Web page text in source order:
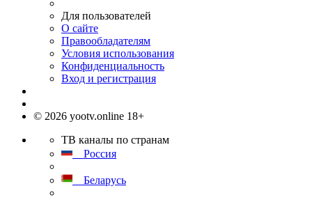
Для пользователей
О сайте
Правообладателям
Условия использования
Конфиденциальность
Вход и регистрация
© 2026 yootv.online 18+
ТВ каналы по странам
Россия
Беларусь